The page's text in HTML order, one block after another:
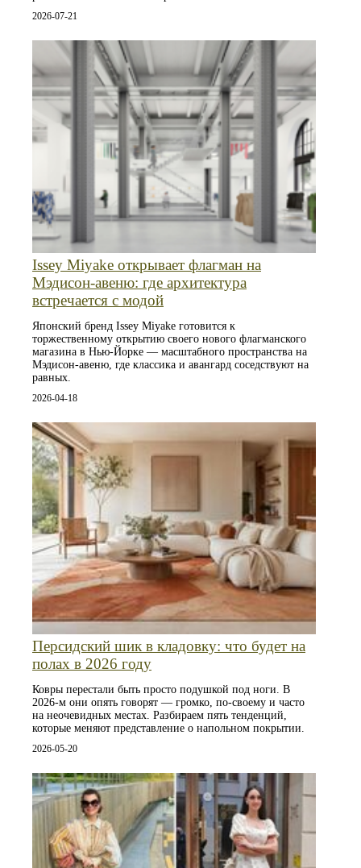
2026-07-21
Issey Miyake открывает флагман на
Мэдисон-авеню: где архитектура
встречается с модой
Японский бренд Issey Miyake готовится к
торжественному открытию своего нового флагманского
магазина в Нью-Йорке — масштабного пространства на
Мэдисон-авеню, где классика и авангард соседствуют на
равных.
2026-04-18
Персидский шик в кладовку: что будет на
полах в 2026 году
Ковры перестали быть просто подушкой под ноги. В
2026-м они опять говорят — громко, по-своему и часто
на неочевидных местах. Разбираем пять тенденций,
которые меняют представление о напольном покрытии.
2026-05-20